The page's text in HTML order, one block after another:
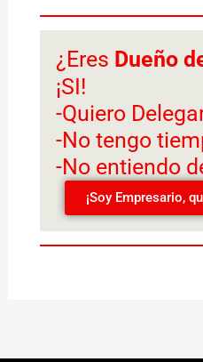
¿Eres Dueño
¡SI!
-Quiero
-No tengo
-No entiendo
¡Soy Empresario,